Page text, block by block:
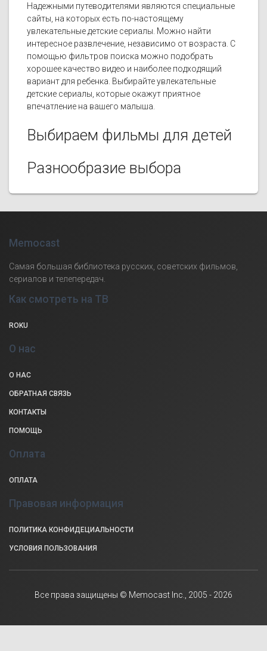
Надежными путеводителями являются специальные
сайты, на которых есть по-настоящему
увлекательные детские сериалы. Можно найти
интересное развлечение, независимо от возраста. С
помощью фильтров поиска можно подобрать
хорошее качество видео и наиболее подходящий
вариант для ребенка. Выбирайте увлекательные
детские сериалы, которые окажут приятное
впечатление на вашего малыша.
Выбираем фильмы для детей
Разнообразие выбора
Memocast
Самая большая библиотека русских, советских фильмов,
сериалов и телепередач.
Как смотреть на ТВ
ROKU
О нас
О НАС
ОБРАТНАЯ СВЯЗЬ
КОНТАКТЫ
ПОМОЩЬ
Оплата
ОПЛАТА
Правовая информация
ПОЛИТИКА КОНФИДЕЦИАЛЬНОСТИ
УСЛОВИЯ ПОЛЬЗОВАНИЯ
Все права защищены © Memocast Inc., 2005 - 2026